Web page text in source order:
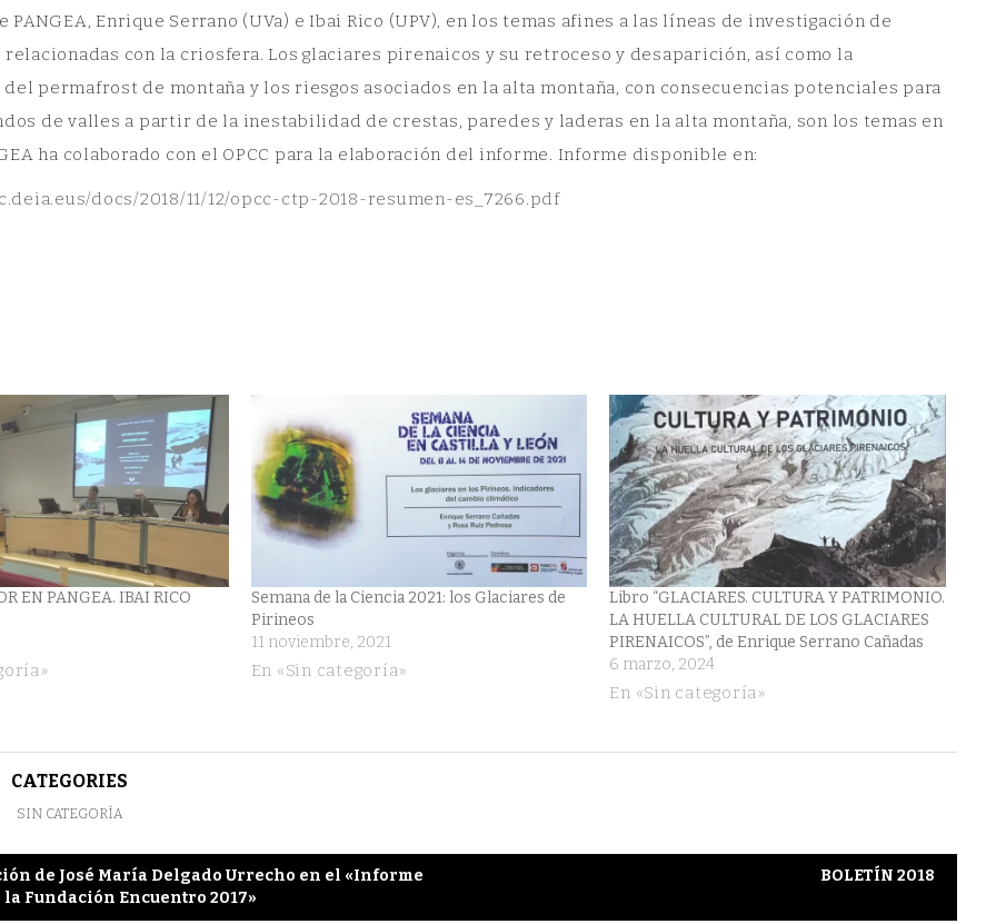
PANGEA, Enrique Serrano (UVa) e Ibai Rico (UPV), en los temas afines a las líneas de investigación de
relacionadas con la criosfera. Los glaciares pirenaicos y su retroceso y desaparición, así como la
del permafrost de montaña y los riesgos asociados en la alta montaña, con consecuencias potenciales para
de valles a partir de la inestabilidad de crestas, paredes y laderas en la alta montaña, son los temas en
ha colaborado con el OPCC para la elaboración del informe. Informe disponible en:
docs/2018/11/12/opcc-ctp-2018-resumen-es_7266.pdf
EN PANGEA. IBAI RICO
Semana de la Ciencia 2021: los Glaciares de
Pirineos
11 noviembre, 2021
En «Sin categoría»
Libro “GLACIARES. CULTURA Y PATRIMONIO.
LA HUELLA CULTURAL DE LOS GLACIARES
PIRENAICOS”, de Enrique Serrano Cañadas
6 marzo, 2024
En «Sin categoría»
CATEGORIES
SIN CATEGORÍA
de José María Delgado Urrecho en el «Informe
la Fundación Encuentro 2017»
BOLETÍN 2018